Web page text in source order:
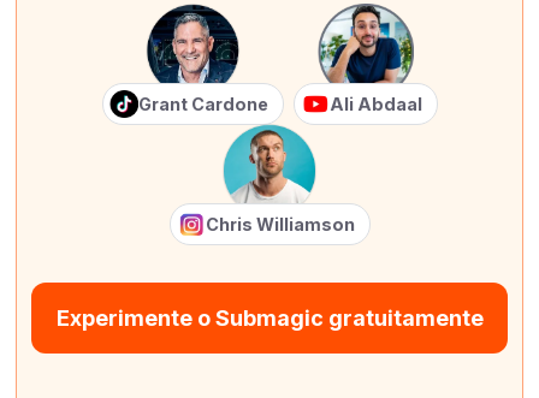
Grant Cardone Ali Abdaal
Chris Williamson
Experimente o Submagic gratuitamente